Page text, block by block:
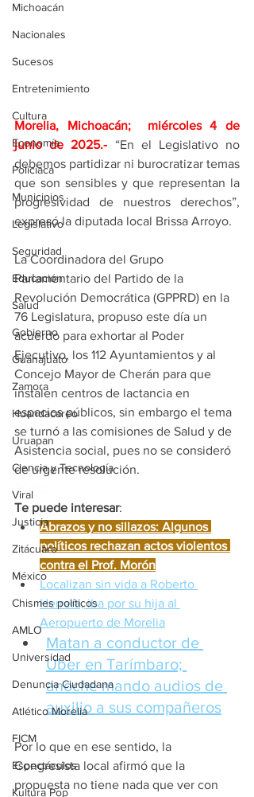
Michoacán
Nacionales
Sucesos
Entretenimiento
Cultura
Economía
Policíaca
Municipios
Legislativo
Seguridad
Educación
Salud
Gobierno
Guanajuato
Zamora
Huandacareo
Uruapan
Ciencia y Tecnología
Viral
Justicia
Zitácuaro
México
Chismes políticos
AMLO
Universidad
Denuncia Ciudadana
Atlético Morelia
FICM
Espectáculos
Kultura Pop
Morelia, Michoacán;  miércoles 4 de
junio de 2025.- “En el Legislativo no
debemos partidizar ni burocratizar temas
que son sensibles y que representan la
progresividad de nuestros derechos”,
expresó la diputada local Brissa Arroyo.
La Coordinadora del Grupo
Parlamentario del Partido de la
Revolución Democrática (GPPRD) en la
76 Legislatura, propuso este día un
acuerdo para exhortar al Poder
Ejecutivo, los 112 Ayuntamientos y al
Concejo Mayor de Cherán para que
instalen centros de lactancia en
espacios públicos, sin embargo el tema
se turnó a las comisiones de Salud y de
Asistencia social, pues no se consideró
de urgente resolución.
00:10/
Te puede interesar:
Abrazos y no sillazos: Algunos
políticos rechazan actos violentos
contra el Prof. Morón
Localizan sin vida a Roberto
Herrera, iba por su hija al
Aeropuerto de Morelia
Matan a conductor de
Uber en Tarímbaro;
anoche mando audios de
auxilio a sus compañeros
Por lo que en ese sentido, la
Congresista local afirmó que la
propuesta no tiene nada que ver con